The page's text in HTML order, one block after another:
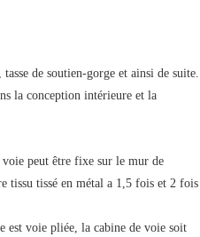
de soutien-gorge et ainsi de suite.
la conception intérieure et la
peut être fixe sur le mur de
tissu tissé en métal a 1,5 fois et 2 fois
est voie pliée, la cabine de voie soit